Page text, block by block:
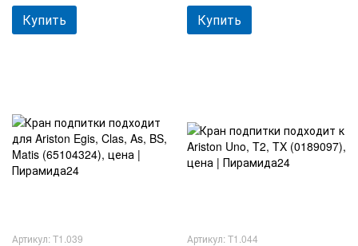
Купить Купить
Артикул: T1.039 Артикул: T1.044